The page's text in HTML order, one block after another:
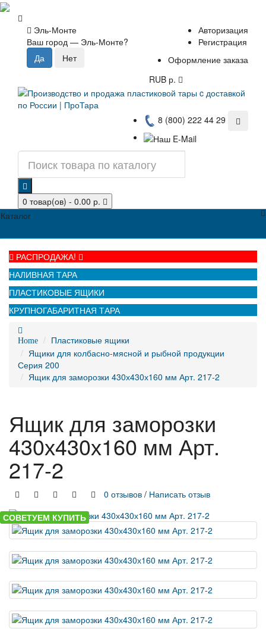
Эль-Монте
Ваш город — Эль-Монте?
Авторизация
Регистрация
Оформление заказа
RUB р.
8 (800) 222 44 29
0 товар(ов) - 0.00 р.
Каталог
РАСПРОДАЖА!
НАЛИВНАЯ ТАРА
ПЛАСТИКОВЫЕ ЯЩИКИ
КРУПНОГАБАРИТНАЯ ТАРА
Home
Пластиковые ящики
Ящики для колбасно-мясной и рыбной продукции
Серия 200
Ящик для заморозки 430х430х160 мм Арт. 217-2
Ящик для заморозки
430х430х160 мм Арт.
217-2
0 отзывов / Написать отзыв
СОВЕТУЕМ КУПИТЬ